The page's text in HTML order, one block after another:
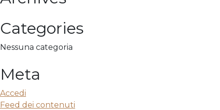
Categories
Nessuna categoria
Meta
Accedi
Feed dei contenuti